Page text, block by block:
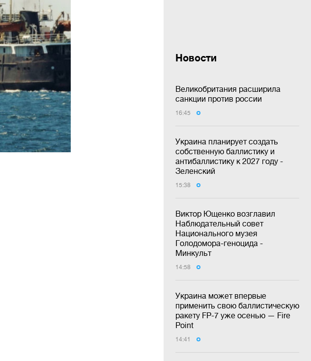
Новости
Великобритания расширила
санкции против россии
16:45
Украина планирует создать
собственную баллистику и
антибаллистику к 2027 году -
Зеленский
15:38
Виктор Ющенко возглавил
Наблюдательный совет
Национального музея
Голодомора-геноцида -
Минкульт
14:58
Украина может впервые
применить свою баллистическую
ракету FP-7 уже осенью — Fire
Point
14:41